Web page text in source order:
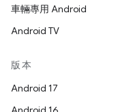
車輛專用 Android
Android TV
版本
Android 17